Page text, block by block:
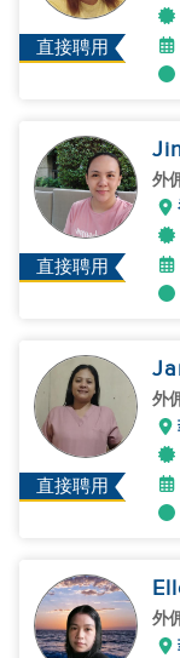
直接聘用
直接聘用
外
直接聘用
外
外